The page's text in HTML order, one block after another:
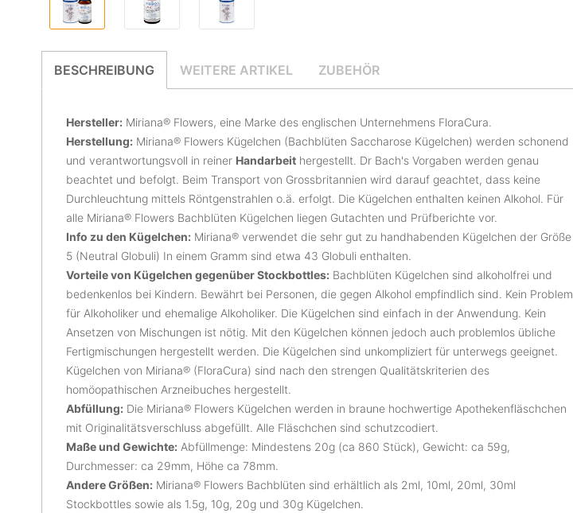
BESCHREIBUNG WEITERE ARTIKEL ZUBEHÖR
Hersteller: Miriana® Flowers, eine Marke des englischen Unternehmens FloraCura.
Herstellung: Miriana® Flowers Kügelchen (Bachblüten Saccharose Kügelchen) werden schonend
und verantwortungsvoll in reiner Handarbeit hergestellt. Dr Bach's Vorgaben werden genau
beachtet und befolgt. Beim Transport von Grossbritannien wird darauf geachtet, dass keine
Durchleuchtung mittels Röntgenstrahlen o.ä. erfolgt. Die Kügelchen enthalten keinen Alkohol. Für
alle Miriana® Flowers Bachblüten Kügelchen liegen Gutachten und Prüfberichte vor.
Info zu den Kügelchen: Miriana® verwendet die sehr gut zu handhabenden Kügelchen der Größe
5 (Neutral Globuli) In einem Gramm sind etwa 43 Globuli enthalten.
Vorteile von Kügelchen gegenüber Stockbottles: Bachblüten Kügelchen sind alkoholfrei und
bedenkenlos bei Kindern. Bewährt bei Personen, die gegen Alkohol empfindlich sind. Kein Problem
für Alkoholiker und ehemalige Alkoholiker. Die Kügelchen sind einfach in der Anwendung. Kein
Ansetzen von Mischungen ist nötig. Mit den Kügelchen können jedoch auch problemlos übliche
Fertigmischungen hergestellt werden. Die Kügelchen sind unkompliziert für unterwegs geeignet.
Kügelchen von Miriana® (FloraCura) sind nach den strengen Qualitätskriterien des
homöopathischen Arzneibuches hergestellt.
Abfüllung: Die Miriana® Flowers Kügelchen werden in braune hochwertige Apothekenfläschchen
mit Originalitätsverschluss abgefüllt. Alle Fläschchen sind schutzcodiert.
Maße und Gewichte: Abfüllmenge: Mindestens 20g (ca 860 Stück), Gewicht: ca 59g,
Durchmesser: ca 29mm, Höhe ca 78mm.
Andere Größen: Miriana® Flowers Bachblüten sind erhältlich als 2ml, 10ml, 20ml, 30ml
Stockbottles sowie als 1.5g, 10g, 20g und 30g Kügelchen.